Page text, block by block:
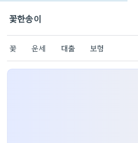
꽃한송이
꽃 운세 대출 보험